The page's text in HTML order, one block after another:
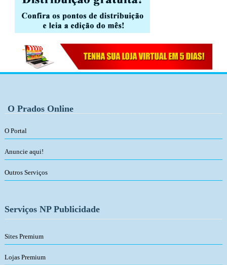
O Prados Online
O Portal
Anuncie aqui!
Outros Serviços
Serviços NP Publicidade
Sites Premium
Lojas Premium